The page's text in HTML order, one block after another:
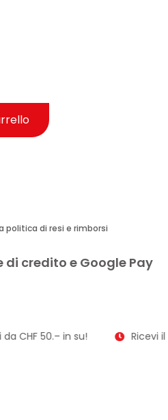
politica di resi e rimborsi
credito e Google Pay
CHF 50.– in su! Ricevi